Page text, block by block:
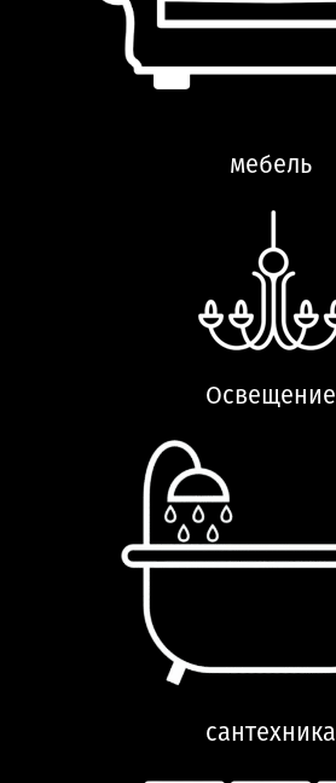
мебель
Освещение
сантехника